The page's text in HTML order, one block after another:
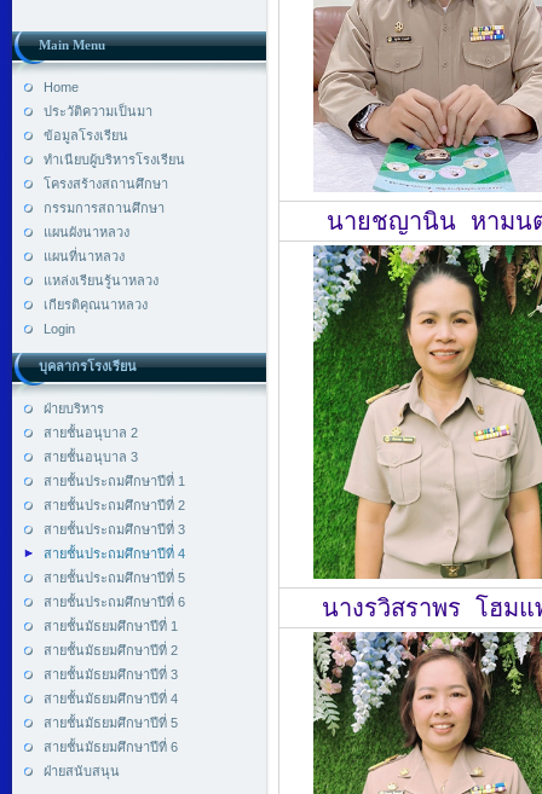
Main Menu
Home
ประวัติความเป็นมา
ข้อมูลโรงเรียน
ทำเนียบผู้บริหารโรงเรียน
โครงสร้างสถานศึกษา
กรรมการสถานศึกษา
แผนผังนาหลวง
แผนที่นาหลวง
แหล่งเรียนรู้นาหลวง
เกียรติคุณนาหลวง
Login
บุคลากรโรงเรียน
ฝ่ายบริหาร
สายชั้นอนุบาล 2
สายชั้นอนุบาล 3
สายชั้นประถมศึกษาปีที่ 1
สายชั้นประถมศึกษาปีที่ 2
สายชั้นประถมศึกษาปีที่ 3
สายชั้นประถมศึกษาปีที่ 4
สายชั้นประถมศึกษาปีที่ 5
สายชั้นประถมศึกษาปีที่ 6
สายชั้นมัธยมศึกษาปีที่ 1
สายชั้นมัธยมศึกษาปีที่ 2
สายชั้นมัธยมศึกษาปีที่ 3
สายชั้นมัธยมศึกษาปีที่ 4
สายชั้นมัธยมศึกษาปีที่ 5
สายชั้นมัธยมศึกษาปีที่ 6
ฝ่ายสนับสนุน
นายชญานิน หามน
นางรวิสราพร โฮม